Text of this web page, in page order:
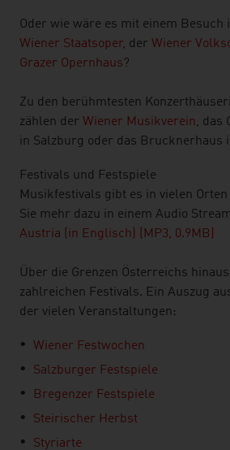
Oder wie wäre es mit einem Besuch
Wiener Staatsoper, der Wiener
Grazer Opernhaus?
Zu den berühmtesten
zählen der Wiener Musikverein, das
in Salzburg oder das Brucknerhaus
Festivals und Festspiele
Musikfestivals gibt es in vielen
Sie mehr dazu in einem Audio
Austria (in Englisch) (MP3, 0.9MB)
Über die Grenzen Österreichs
zahlreichen Festivals. Ein Auszug
der vielen Veranstaltungen:
Wiener Festwochen
Salzburger Festspiele
Bregenzer Festspiele
Steirischer Herbst
Styriarte